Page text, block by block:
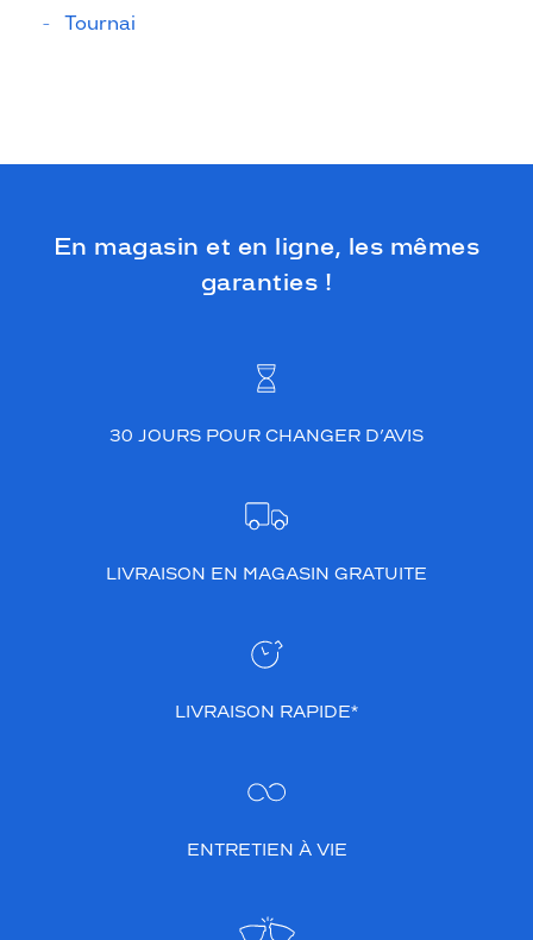
Tournai
En magasin et en ligne, les mêmes
garanties !
30 JOURS POUR CHANGER D’AVIS
LIVRAISON EN MAGASIN GRATUITE
LIVRAISON RAPIDE*
ENTRETIEN À VIE